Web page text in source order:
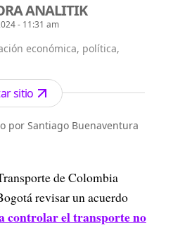
ANALITIK
- 11:31 am
económica, política,
sitio
por Santiago Buenaventura
de Colombia
revisar un acuerdo
controlar el transporte no